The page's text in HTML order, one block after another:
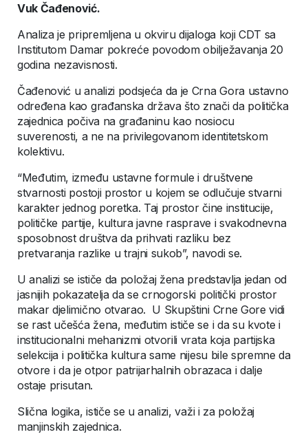
Vuk Čađenović.
Analiza je pripremljena u okviru dijaloga koji CDT sa
Institutom Damar pokreće povodom obilježavanja 20
godina nezavisnosti.
Čađenović u analizi podsjeća da je Crna Gora ustavno
određena kao građanska država što znači da politička
zajednica počiva na građaninu kao nosiocu
suverenosti, a ne na privilegovanom identitetskom
kolektivu.
“Međutim, između ustavne formule i društvene
stvarnosti postoji prostor u kojem se odlučuje stvarni
karakter jednog poretka. Taj prostor čine institucije,
političke partije, kultura javne rasprave i svakodnevna
sposobnost društva da prihvati razliku bez
pretvaranja razlike u trajni sukob”, navodi se.
U analizi se ističe da položaj žena predstavlja jedan od
jasnijih pokazatelja da se crnogorski politički prostor
makar djelimično otvarao. U Skupštini Crne Gore vidi
se rast učešća žena, međutim ističe se i da su kvote i
institucionalni mehanizmi otvorili vrata koja partijska
selekcija i politička kultura same nijesu bile spremne da
otvore i da je otpor patrijarhalnih obrazaca i dalje
ostaje prisutan.
Slična logika, ističe se u analizi, važi i za položaj
manjinskih zajednica.